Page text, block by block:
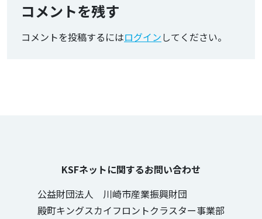
コメントを残す
コメントを投稿するにはログインしてください。
KSFネットに関するお問い合わせ
公益財団法人 川崎市産業振興財団
殿町キングスカイフロントクラスター事業部